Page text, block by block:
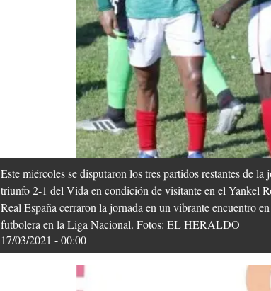
Este miércoles se disputaron los tres partidos restantes de
triunfo 2-1 del Vida en condición de visitante en el Yankel
Real España cerraron la jornada en un vibrante encuentro
futbolera en la Liga Nacional. Fotos: EL HERALDO
17/03/2021 - 00:00